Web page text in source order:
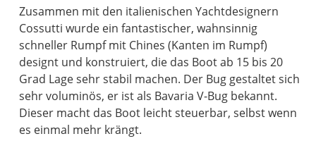
Zusammen mit den italienischen Yachtdesignern
Cossutti wurde ein fantastischer, wahnsinnig
schneller Rumpf mit Chines (Kanten im Rumpf)
designt und konstruiert, die das Boot ab 15 bis 20
Grad Lage sehr stabil machen. Der Bug gestaltet sich
sehr voluminös, er ist als Bavaria V-Bug bekannt.
Dieser macht das Boot leicht steuerbar, selbst wenn
es einmal mehr krängt.